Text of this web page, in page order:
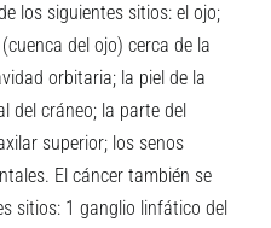
los siguientes sitios: el ojo;
del ojo) cerca de la
orbitaria; la piel de la
del cráneo; la parte del
superior; los senos
El cáncer también se
sitios: 1 ganglio linfático del